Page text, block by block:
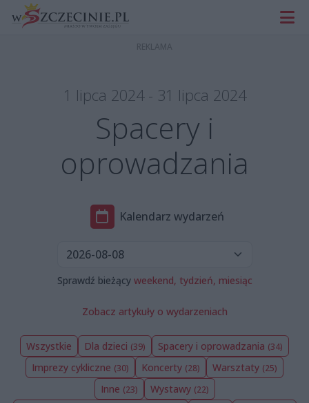
1 lipca 2024 - 31 lipca 2024
Spacery i
oprowadzania
Kalendarz wydarzeń
Sprawdź bieżący weekend, tydzień, miesiąc
Zobacz artykuły o wydarzeniach
Wszystkie Dla dzieci (39) Spacery i oprowadzania (34)
Imprezy cykliczne (30) Koncerty (28) Warsztaty (25)
Inne (23) Wystawy (22)